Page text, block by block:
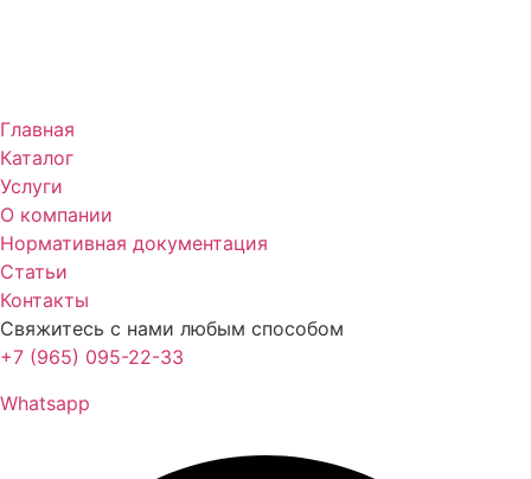
Главная
Каталог
Услуги
О компании
Нормативная документация
Статьи
Контакты
Свяжитесь с нами любым способом
+7 (965) 095-22-33
Whatsapp